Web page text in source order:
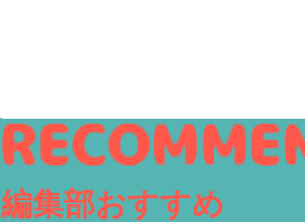
編集部おすすめ